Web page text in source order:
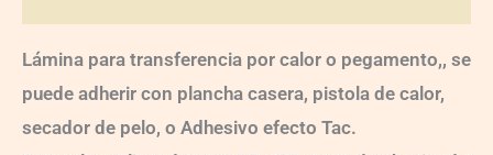
Lámina para transferencia por calor o pegamento,, se
puede adherir con plancha casera, pistola de calor,
secador de pelo, o Adhesivo efecto Tac.